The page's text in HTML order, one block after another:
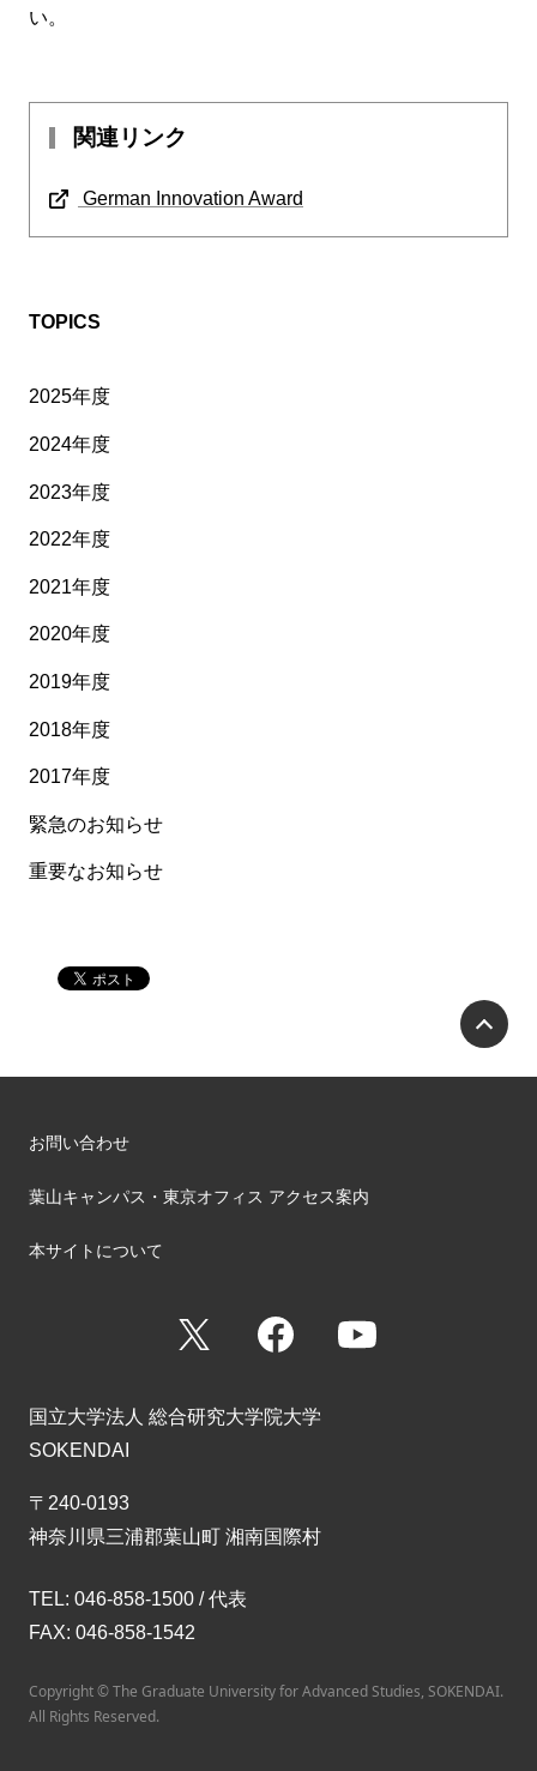
い。
関連リンク
German Innovation Award
TOPICS
2025年度
2024年度
2023年度
2022年度
2021年度
2020年度
2019年度
2018年度
2017年度
緊急のお知らせ
重要なお知らせ
お問い合わせ
葉山キャンパス・東京オフィス アクセス案内
本サイトについて
Facebook
国立大学法人 総合研究大学院大学
SOKENDAI
〒240-0193
神奈川県三浦郡葉山町 湘南国際村
TEL: 046-858-1500 / 代表
FAX: 046-858-1542
Copyright © The Graduate University for Advanced Studies, SOKENDAI.
All Rights Reserved.